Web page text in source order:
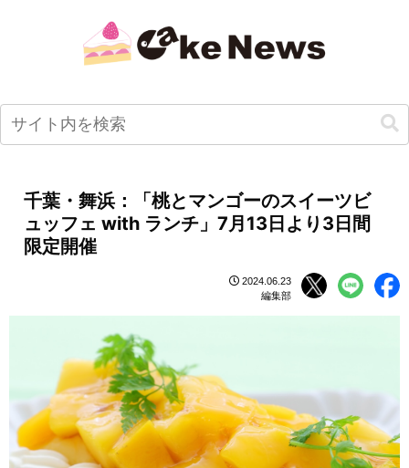
千葉・舞浜：「桃とマンゴーのスイーツビ
ュッフェ with ランチ」7月13日より3日間
限定開催
2024.06.23
編集部